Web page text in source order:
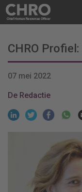
CHRO Profiel:
07 mei 2022
De Redactie